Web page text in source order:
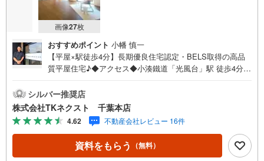
画像27枚
おすすめポイント 小幡 慎一
【平屋×駅徒歩4分】長期優良住宅認定・BELS取得の高品
質平屋住宅♪◆アクセス◆小湊鐵道「光風台」駅 徒歩4分◆
開放感あふれる勾配天井＋20帖超の広々LDKで家族団らん
の時間を♪配膳や片付けがスムーズでご家族との会話も弾
む対面キッチン♪雨の日のお洗濯にも大活躍な浴室乾燥機
付♪お子様の遊び場やゲストルームなど多目的に活躍する4.
5帖の畳部屋♪衣類をまとめてスッキリ収納できるウォーク
インクローゼット＆シューズクローゼット完備♪◆周辺環
シルバー推奨店
株式会社TKネクスト 千葉本店
4.62 不動産会社レビュー 16件
資料をもらう （無料）